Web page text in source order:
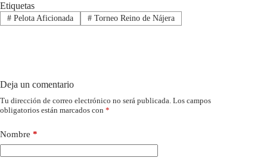
Etiquetas
#Pelota Aficionada #Torneo Reino de Nájera
Deja un comentario
Tu dirección de correo electrónico no será publicada. Los campos
obligatorios están marcados con *
Nombre *